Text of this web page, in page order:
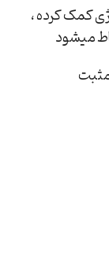
کمک کرده ،
میشود